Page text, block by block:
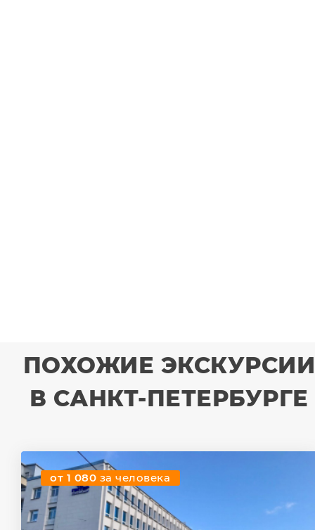
ПОХОЖИЕ ЭКСКУРСИИ
В САНКТ-ПЕТЕРБУРГЕ
от 1 080 за человека